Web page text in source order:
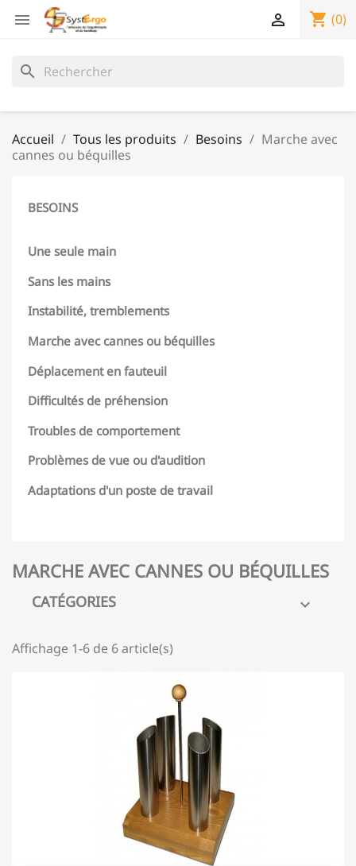
 shopping_cart (0)

search
Accueil Tous les produits Besoins
Marche avec
cannes ou béquilles
BESOINS
Une seule main
Sans les mains
Instabilité, tremblements
Marche avec cannes ou béquilles
Déplacement en fauteuil
Difficultés de préhension
Troubles de comportement
Problèmes de vue ou d'audition
Adaptations d'un poste de travail
MARCHE AVEC CANNES OU BÉQUILLES
CATÉGORIES 
Affichage 1-6 de 6 article(s)